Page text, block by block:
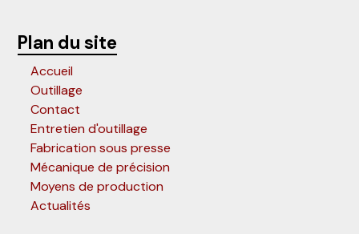
Plan du site
Accueil
Outillage
Contact
Entretien d'outillage
Fabrication sous presse
Mécanique de précision
Moyens de production
Actualités